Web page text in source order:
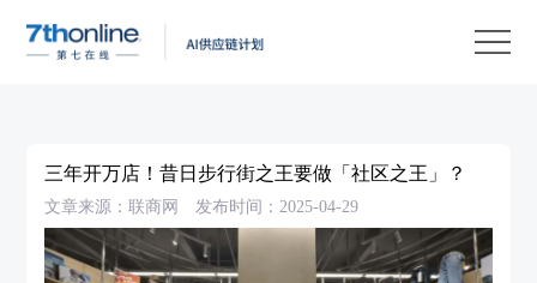
三年开万店！昔日步行街之王要做「社区之王」？
文章来源：联商网 发布时间：2025-04-29